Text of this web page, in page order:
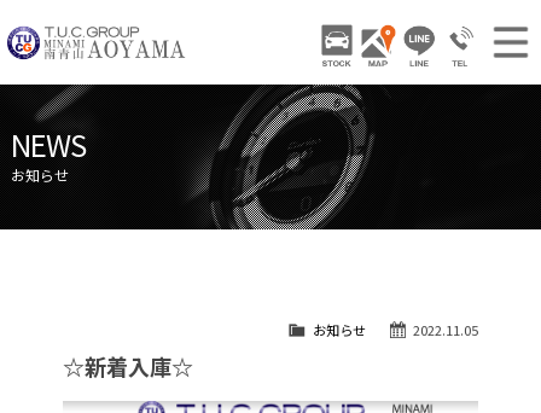
TUCグループ 南青山
STOCK ACCESS LINE 03-
NEWS INFO / ニュース
STOCK CAR LIST / 在庫車両情報
GALLERY / 販売車両ギャラリー
TRADE IN / 買取査定
NEWS
お知らせ
2022.11.05
お知らせ
☆新着入庫☆